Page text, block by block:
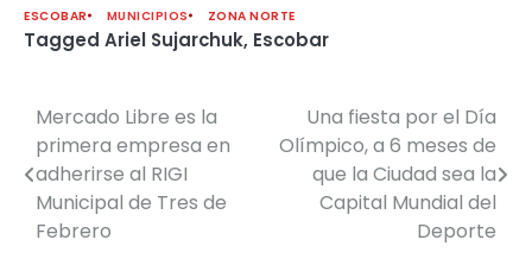
ESCOBAR
MUNICIPIOS ZONA NORTE
Tagged Ariel Sujarchuk, Escobar
Navegación
de
entradas
Mercado Libre es la
primera empresa en
adherirse al RIGI
Municipal de Tres de
Febrero
Una fiesta por el Día
Olímpico, a 6 meses de
que la Ciudad sea la
Capital Mundial del
Deporte